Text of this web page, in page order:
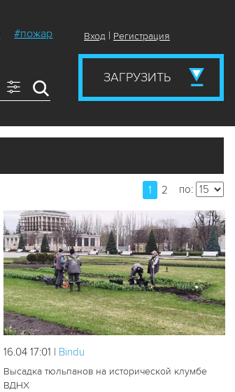
#пожар Вход | Регистрация
ЗАГРУЗИТЬ
по:
1 2
16.04 17:01 | Bindu
Высадка тюльпанов на исторической клумбе
ВДНХ